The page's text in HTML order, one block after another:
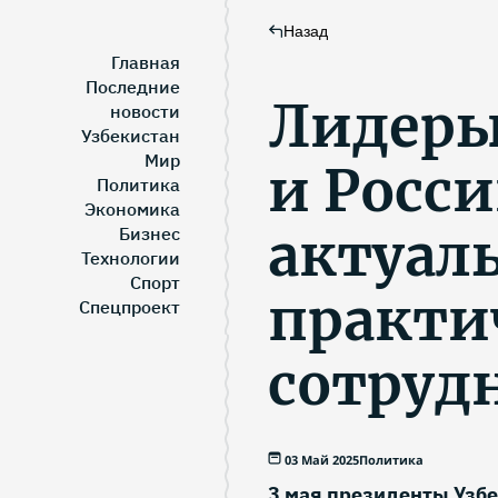
Главная
Последние
новости
Узбекистан
Мир
Политика
Экономика
Бизнес
Технологии
Спорт
Спецпроект
Назад
и
03 Май 2025Политика